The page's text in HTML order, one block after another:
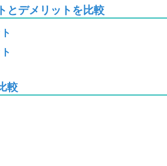
とデメリットを比較
較